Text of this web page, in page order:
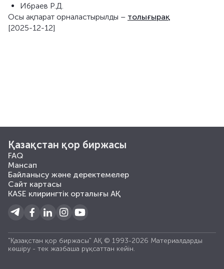
Ибраев Р.Д.
Осы ақпарат орналастырылды – толығырақ
[2025-12-12]
Қазақстан қор биржасы
FAQ
Мансап
Байланысу және деректемелер
Сайт картасы
KASE клирингтік орталығы АҚ
"Қазақстан қор биржасы" АҚ © 1993-2026 Материалдарды
көшiру - тек жазбаша рұқсаттан кейiн.